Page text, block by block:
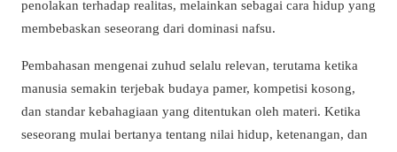
penolakan terhadap realitas, melainkan sebagai cara hidup yang
membebaskan seseorang dari dominasi nafsu.
Pembahasan mengenai zuhud selalu relevan, terutama ketika
manusia semakin terjebak budaya pamer, kompetisi kosong,
dan standar kebahagiaan yang ditentukan oleh materi. Ketika
seseorang mulai bertanya tentang nilai hidup, ketenangan, dan